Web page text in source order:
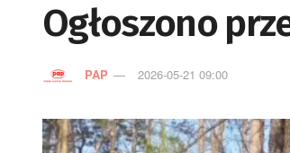
Ogłoszono
PAP 2026-05-21 09:00